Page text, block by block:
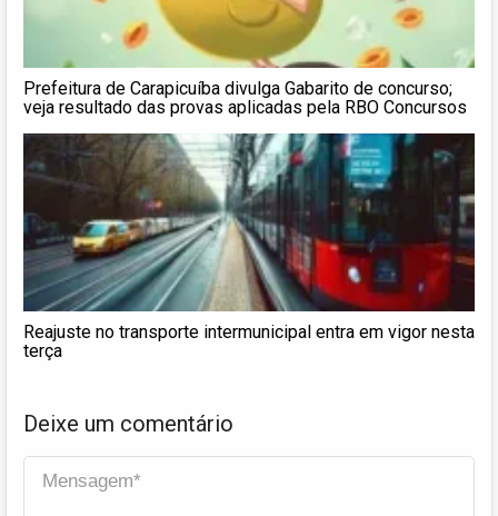
Prefeitura de Carapicuíba divulga Gabarito de concurso;
veja resultado das provas aplicadas pela RBO Concursos
Reajuste no transporte intermunicipal entra em vigor nesta
terça
Deixe um comentário